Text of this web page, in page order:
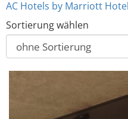
AC Hotels by Marriott
Sortierung wählen